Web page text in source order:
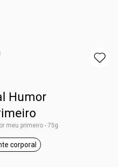
Humor
meu primeiro - 75g
general.tag hidratante corporal
corporal
Humor